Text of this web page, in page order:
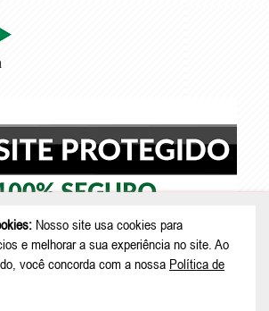
Nosso site usa cookies para
e melhorar a sua experiência no site. Ao
você concorda com a nossa Política de